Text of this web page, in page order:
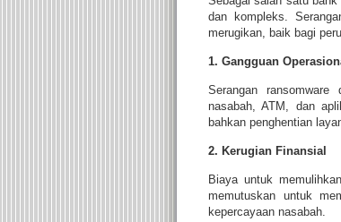
dan kompleks.
merugikan, baik bagi
1. Gangguan
Serangan
nasabah, ATM, dan
bahkan penghentian
2. Kerugian Finansial
Biaya untuk
memutuskan untuk
kepercayaan nasabah.